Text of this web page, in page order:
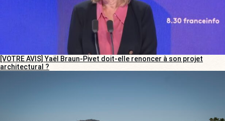
[VOTRE AVIS] Yaël Braun-Pivet doit-elle renoncer à son projet
architectural ?